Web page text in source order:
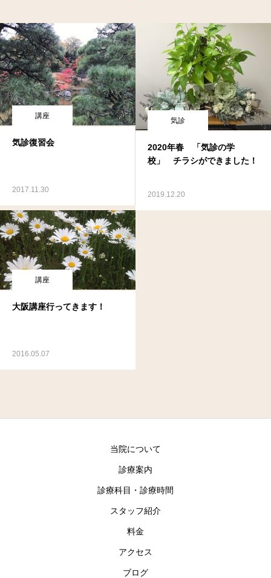
講座
気診復習会
2017.11.30
気診
2020年春 「気診の学
校」 チラシができました！
2019.12.20
講座
大阪講座行ってきます！
2016.05.07
当院について
診療案内
診療科目・診療時間
スタッフ紹介
料金
アクセス
ブログ